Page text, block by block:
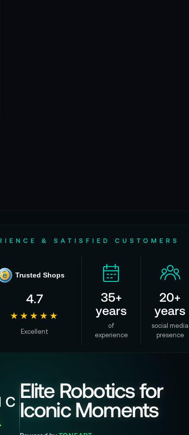
& SATISFIED CUSTOMERS
e Trusted Shops
4.7
★★★★★
Excellent
35+
years
of
experience
20+
years
social media
presence
Elite Robotics for
Iconic Moments